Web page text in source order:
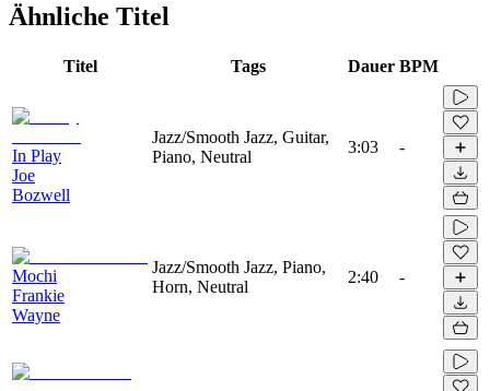
Ähnliche Titel
Titel Tags Dauer BPM
In Play
Joe
Bozwell
Jazz/Smooth Jazz, Guitar,
Piano, Neutral
3:03 -
Mochi
Frankie
Wayne
Jazz/Smooth Jazz, Piano,
Horn, Neutral
2:40 -